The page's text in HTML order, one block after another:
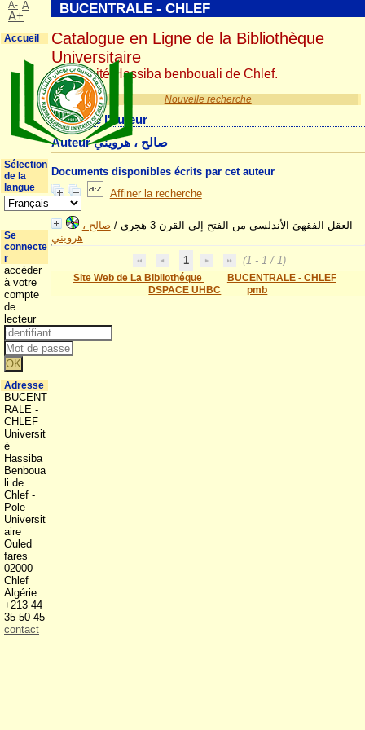
Nouvelle recherche
Détail de l'auteur
Auteur صالح ، هرويني
Documents disponibles écrits par cet auteur
Affiner la recherche
العقل الفقهيَ الأندلسي من الفتح إلى القرن 3 هجري / صالح ،
هرويني
1
(1 - 1 / 1)
Site Web de La Bibliothéque
BUCENTRALE - CHLEF
DSPACE UHBC
pmb
BUCENTRALE - CHLEF
Catalogue en Ligne de la Bibliothèque
Universitaire
Université Hassiba benbouali de Chlef.
A- A
A+
Accueil
Sélection
de la
langue
Se
connecte
r
accéder
à votre
compte
de
lecteur
Adresse
BUCENT
RALE -
CHLEF
Universit
é
Hassiba
Benboua
li de
Chlef -
Pole
Universit
aire
Ouled
fares
02000
Chlef
Algérie
+213 44
35 50 45
contact